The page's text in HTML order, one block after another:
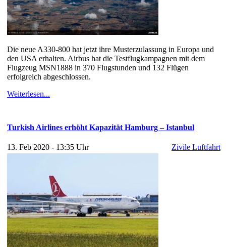
Die neue A330-800 hat jetzt ihre Musterzulassung in Europa und
den USA erhalten. Airbus hat die Testflugkampagnen mit dem
Flugzeug MSN1888 in 370 Flugstunden und 132 Flügen
erfolgreich abgeschlossen.
Weiterlesen...
Turkish Airlines erhöht Kapazität Hamburg – Istanbul
13. Feb 2020 - 13:35 Uhr Zivile Luftfahrt